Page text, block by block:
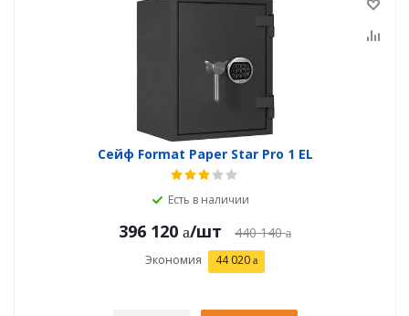
Сейф Format Paper Star Pro 1 EL
Есть в наличии
396 120 /шт 440 140
Экономия 44 020